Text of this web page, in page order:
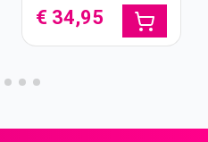
€ 34,95